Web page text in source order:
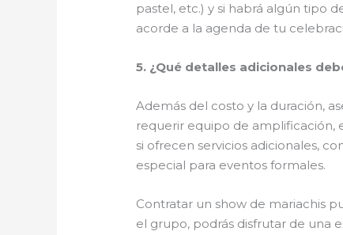
pastel, etc.) y si habrá algún tipo
acorde a la agenda de tu
5. ¿Qué detalles adicionales
Además del costo y la duración,
requerir equipo de amplificación,
si ofrecen servicios adicionales,
especial para eventos formales.
Contratar un show de mariachis
el grupo, podrás disfrutar de una